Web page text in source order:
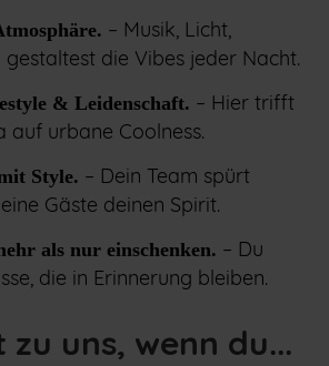
– Musik, Licht,
gestaltest die Vibes jeder Nacht.
& Leidenschaft. – Hier trifft
auf urbane Coolness.
Style. – Dein Team spürt
Gäste deinen Spirit.
als nur einschenken. – Du
die in Erinnerung bleiben.
zu uns, wenn du...